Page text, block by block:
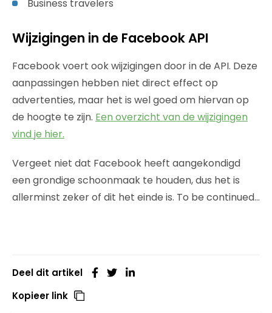
Business travelers
Wijzigingen in de Facebook API
Facebook voert ook wijzigingen door in de API. Deze
aanpassingen hebben niet direct effect op
advertenties, maar het is wel goed om hiervan op
de hoogte te zijn. Een overzicht van de wijzigingen
vind je hier.
Vergeet niet dat Facebook heeft aangekondigd
een grondige schoonmaak te houden, dus het is
allerminst zeker of dit het einde is. To be continued…
Deel dit artikel
Kopieer link